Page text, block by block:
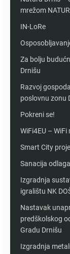
mrežom
IN-LoRe
Za bolju
Drnišu
Razvoj
poslovnu zonu
Pokreni se!
WiFi4EU –
Smart City
Sanacija
Izgradnja
igralištu NK
Nastavak
predškolskog
Gradu Drnišu
Izgradnja